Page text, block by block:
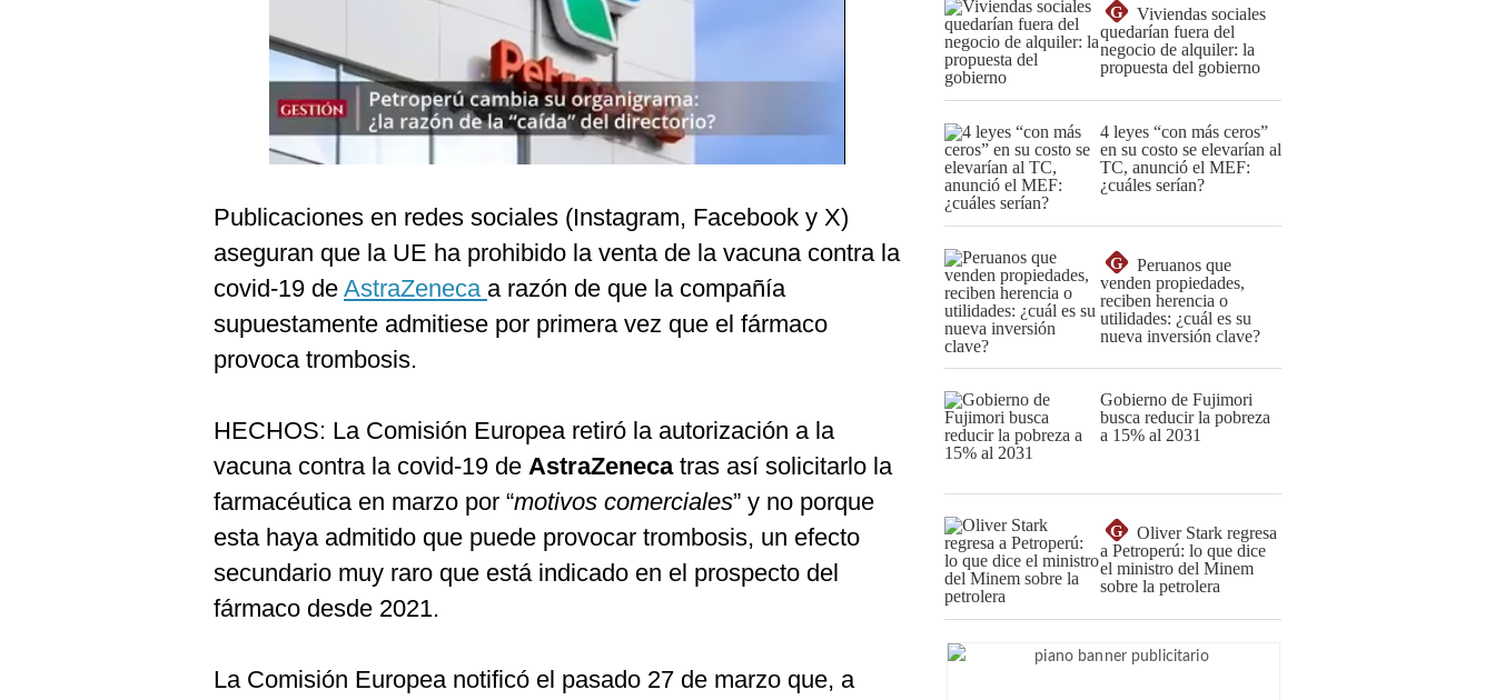
Publicaciones en redes sociales (Instagram, Facebook y X)
aseguran que la UE ha prohibido la venta de la vacuna contra la
covid-19 de AstraZeneca a razón de que la compañía
supuestamente admitiese por primera vez que el fármaco
provoca trombosis.
HECHOS: La Comisión Europea retiró la autorización a la
vacuna contra la covid-19 de AstraZeneca tras así solicitarlo la
farmacéutica en marzo por “motivos comerciales” y no porque
esta haya admitido que puede provocar trombosis, un efecto
secundario muy raro que está indicado en el prospecto del
fármaco desde 2021.
La Comisión Europea notificó el pasado 27 de marzo que, a
G
Viviendas sociales
quedarían fuera del
negocio de alquiler: la
propuesta del gobierno
4 leyes “con más ceros”
en su costo se elevarían al
TC, anunció el MEF:
¿cuáles serían?
G
Peruanos que
venden propiedades,
reciben herencia o
utilidades: ¿cuál es su
nueva inversión clave?
Gobierno de Fujimori
busca reducir la pobreza
a 15% al 2031
G
Oliver Stark regresa
a Petroperú: lo que dice
el ministro del Minem
sobre la petrolera